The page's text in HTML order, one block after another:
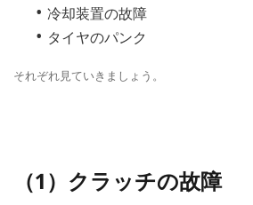
冷却装置の故障
タイヤのパンク
それぞれ見ていきましょう。
（1）クラッチの故障